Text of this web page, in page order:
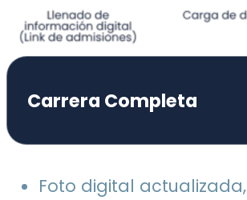
Carrera Completa
Foto digital actualizada,